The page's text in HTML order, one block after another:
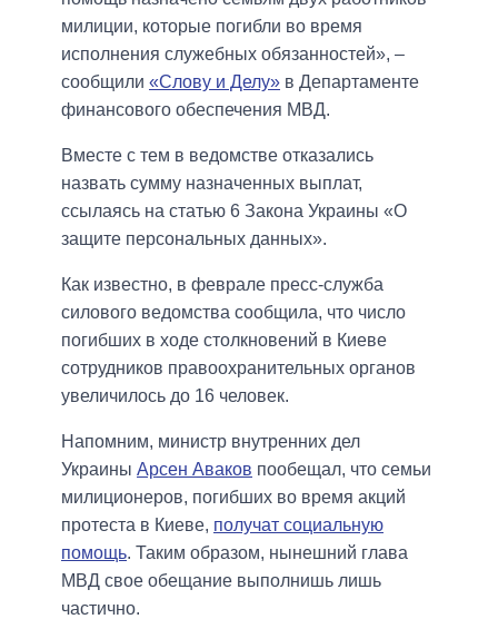
милиции, которые погибли во время
исполнения служебных обязанностей», –
сообщили «Слову и Делу» в Департаменте
финансового обеспечения МВД.
Вместе с тем в ведомстве отказались
назвать сумму назначенных выплат,
ссылаясь на статью 6 Закона Украины «О
защите персональных данных».
Как известно, в феврале пресс-служба
силового ведомства сообщила, что число
погибших в ходе столкновений в Киеве
сотрудников правоохранительных органов
увеличилось до 16 человек.
Напомним, министр внутренних дел
Украины Арсен Аваков пообещал, что семьи
милиционеров, погибших во время акций
протеста в Киеве, получат социальную
помощь. Таким образом, нынешний глава
МВД свое обещание выполнишь лишь
частично.